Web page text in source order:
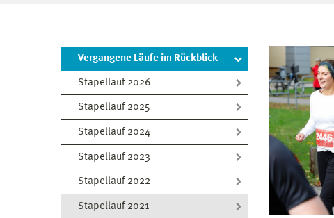
Vergangene Läufe im Rückblick
Stapellauf 2026
Stapellauf 2025
Stapellauf 2024
Stapellauf 2023
Stapellauf 2022
Stapellauf 2021